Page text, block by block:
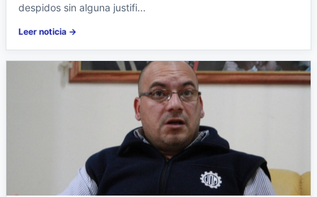
despidos sin alguna justifi...
Leer noticia →